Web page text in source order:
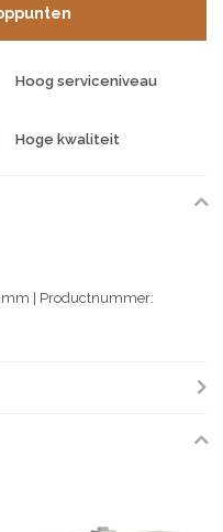
Hoog serviceniveau
Hoge kwaliteit
mm | Productnummer: